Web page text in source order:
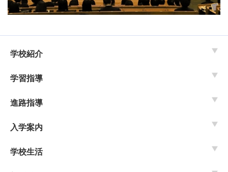
学校紹介
学習指導
進路指導
入学案内
学校生活